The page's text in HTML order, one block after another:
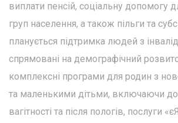
виплати пенсій, соціальну допомогу
груп населення, а також пільги та
планується підтримка людей з
спрямовані на демографічний
комплексні програми для родин з
та маленькими дітьми, включаючи
вагітності та після пологів, послуги